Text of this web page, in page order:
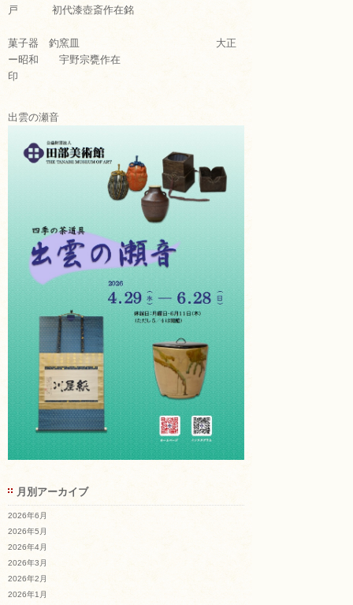
戸 初代漆壺斎作在銘
菓子器 釣窯皿 大正
ー昭和 宇野宗甕作在
印
出雲の瀬音
月別アーカイブ
2026年6月
2026年5月
2026年4月
2026年3月
2026年2月
2026年1月